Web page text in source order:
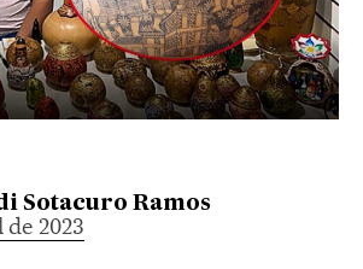
Sotacuro Ramos
de 2023